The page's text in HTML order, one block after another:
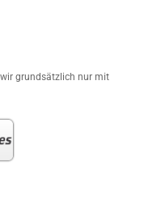
grundsätzlich nur mit